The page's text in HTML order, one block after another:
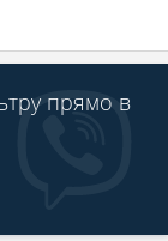
прямо в